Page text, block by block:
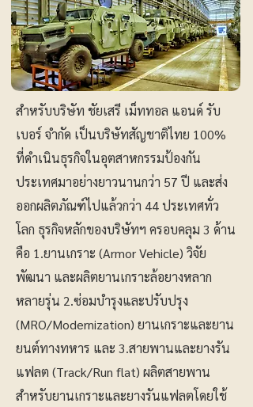
สำหรับบริษัท ชัยเสรี เม็ททอล แอนด์ รับ
เบอร์ จำกัด เป็นบริษัทสัญชาติไทย 100%
ที่ดำเนินธุรกิจในอุตสาหกรรมป้องกัน
ประเทศมาอย่างยาวนานกว่า 57 ปี และส่ง
ออกผลิตภัณฑ์ไปแล้วกว่า 44 ประเทศทั่ว
โลก ธุรกิจหลักของบริษัทฯ ครอบคลุม 3 ด้าน
คือ 1.ยานเกราะ (Armor Vehicle) วิจัย
พัฒนา และผลิตยานเกราะล้อยางหลาก
หลายรุ่น 2.ซ่อมบำรุงและปรับปรุง
(MRO/Modernization) ยานเกราะและยาน
ยนต์ทางทหาร และ 3.สายพานและยางรัน
แฟลต (Track/Run flat) ผลิตสายพาน
สำหรับยานเกราะและยางรันแฟลตโดยใช้